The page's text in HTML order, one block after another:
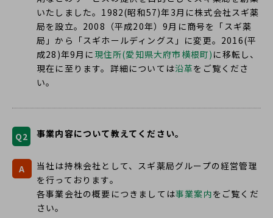
いたしました。1982(昭和57)年3月に株式会社スギ薬
局を設立。2008（平成20年）9月に商号を「スギ薬
局」から「スギホールディングス」に変更。2016(平
成28)年9月に 現住所(愛知県大府市横根町) に移転し、
現在に至ります。詳細については沿革をご覧くださ
い。
Q2 事業内容について教えてください。
A
当社は持株会社として、スギ薬局グループの経営管理
を行っております。
各事業会社の概要につきましては事業案内をご覧くだ
さい。